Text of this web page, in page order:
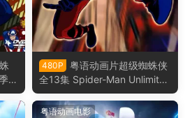
粤
480P
粤语动画片超级蜘蛛侠
全13集 Spider-Man Unlimited
粤语版
粤语动画电影